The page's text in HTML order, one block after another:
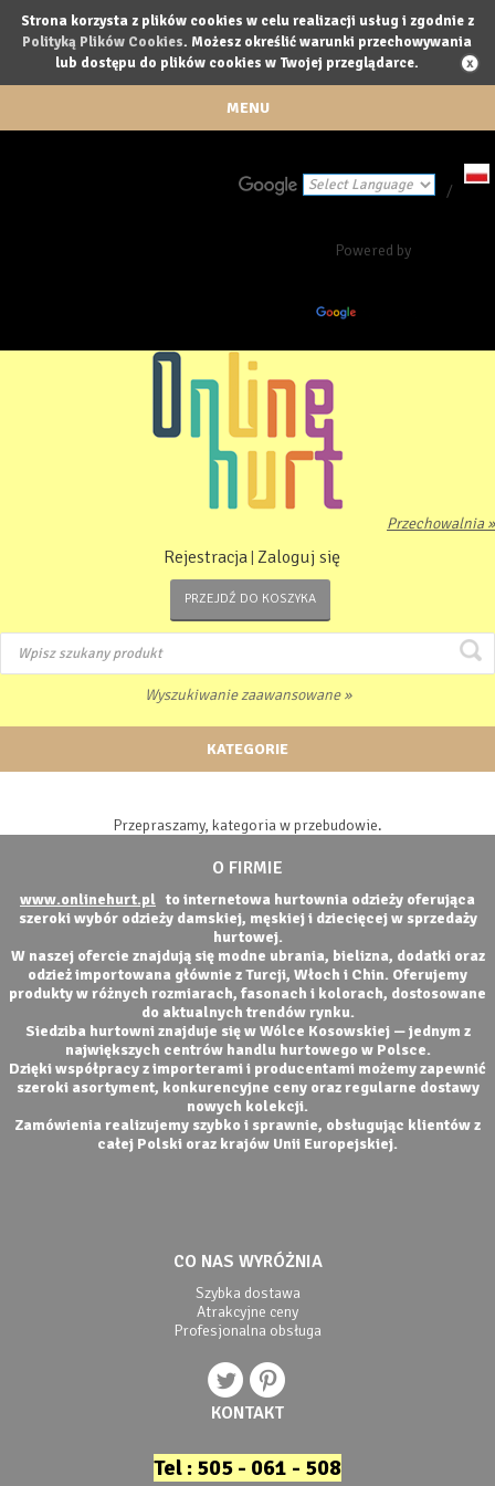
Strona korzysta z plików cookies w celu realizacji usług i zgodnie z
Polityką Plików Cookies. Możesz określić warunki przechowywania
lub dostępu do plików cookies w Twojej przeglądarce.
MENU
Powered by
/
Przechowalnia »
Rejestracja Zaloguj się
PRZEJDŹ DO KOSZYKA
Wyszukiwanie zaawansowane »
KATEGORIE
Przepraszamy, kategoria w przebudowie.
O FIRMIE
www.onlinehurt.pl to internetowa hurtownia odzieży oferująca
szeroki wybór odzieży damskiej, męskiej i dziecięcej w sprzedaży
hurtowej.
W naszej ofercie znajdują się modne ubrania, bielizna, dodatki oraz
odzież importowana głównie z Turcji, Włoch i Chin. Oferujemy
produkty w różnych rozmiarach, fasonach i kolorach, dostosowane
do aktualnych trendów rynku.
Siedziba hurtowni znajduje się w Wólce Kosowskiej — jednym z
największych centrów handlu hurtowego w Polsce.
Dzięki współpracy z importerami i producentami możemy zapewnić
szeroki asortyment, konkurencyjne ceny oraz regularne dostawy
nowych kolekcji.
Zamówienia realizujemy szybko i sprawnie, obsługując klientów z
całej Polski oraz krajów Unii Europejskiej.
CO NAS WYRÓŻNIA
Szybka dostawa
Atrakcyjne ceny
Profesjonalna obsługa
KONTAKT
Tel : 505 - 061 - 508